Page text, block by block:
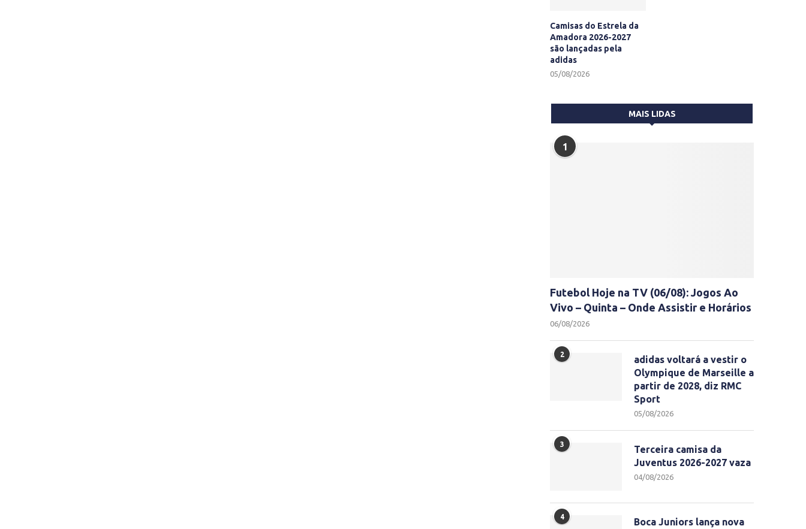
Camisas do Estrela da
Amadora 2026-2027
são lançadas pela
adidas
05/08/2026
MAIS LIDAS
1
Futebol Hoje na TV (06/08): Jogos Ao
Vivo – Quinta – Onde Assistir e Horários
06/08/2026
2
adidas voltará a vestir o
Olympique de Marseille a
partir de 2028, diz RMC
Sport
05/08/2026
3
Terceira camisa da
Juventus 2026-2027 vaza
04/08/2026
4
Boca Juniors lança nova